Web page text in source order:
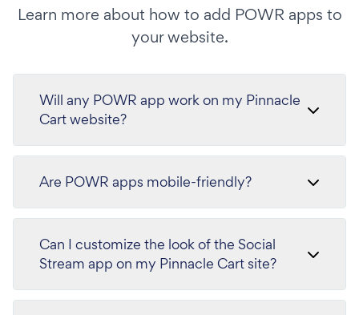
Learn more about how to add POWR apps to
your website.
Will any POWR app work on my Pinnacle
Cart website?
Are POWR apps mobile-friendly?
Can I customize the look of the Social
Stream app on my Pinnacle Cart site?